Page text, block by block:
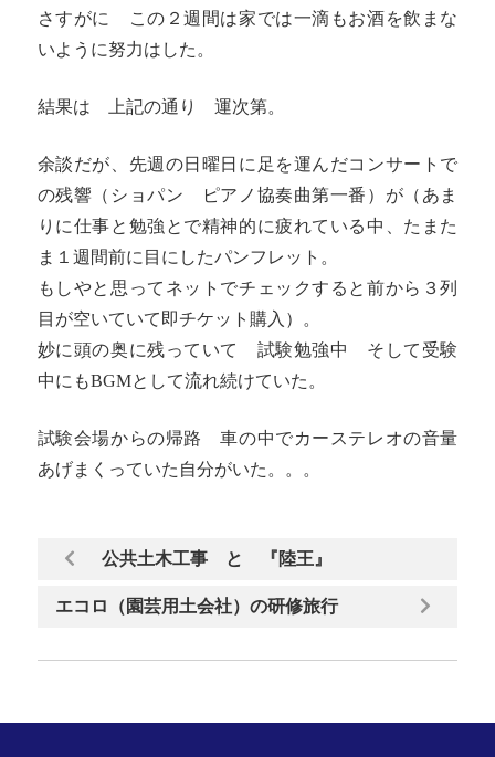
さすがに この２週間は家では一滴もお酒を飲まな
いように努力はした。
結果は 上記の通り 運次第。
余談だが、先週の日曜日に足を運んだコンサートで
の残響（ショパン ピアノ協奏曲第一番）が（あま
りに仕事と勉強とで精神的に疲れている中、たまた
ま１週間前に目にしたパンフレット。
もしやと思ってネットでチェックすると前から３列
目が空いていて即チケット購入）。
妙に頭の奥に残っていて 試験勉強中 そして受験
中にもBGMとして流れ続けていた。
試験会場からの帰路 車の中でカーステレオの音量
あげまくっていた自分がいた。。。
公共土木工事 と 『陸王』
エコロ（園芸用土会社）の研修旅行